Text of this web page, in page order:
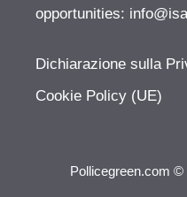
opportunities:
Dichiarazione sulla
Cookie Policy (UE)
Pollicegreen.com ©